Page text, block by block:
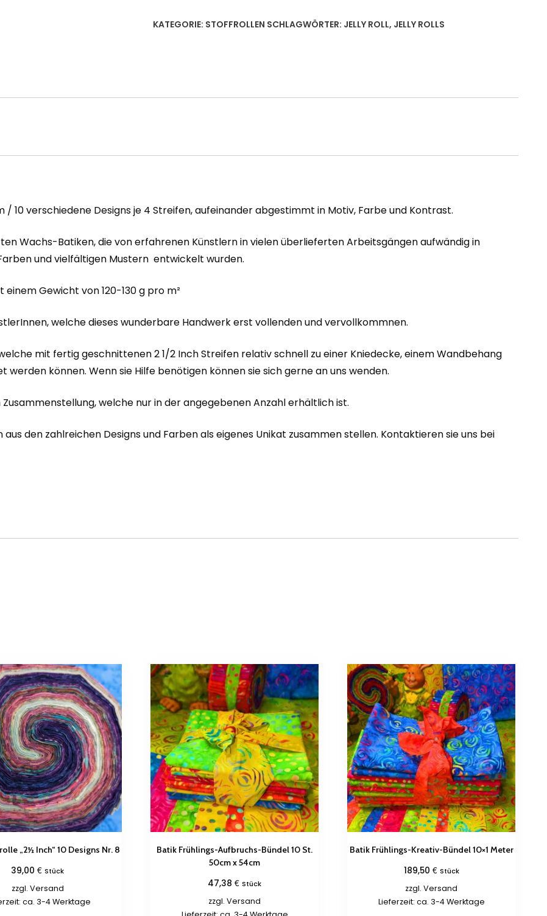
Menge
KATEGORIE: STOFFROLLEN SCHLAGWÖRTER: JELLY ROLL, JELLY ROLLS
/ 10 verschiedene Designs je 4 Streifen, aufeinander abgestimmt in Motiv, Farbe und Kontrast.
Wachs-Batiken, die von erfahrenen Künstlern in vielen überlieferten Arbeitsgängen aufwändig in
und vielfältigen Mustern entwickelt wurden.
Gewicht von 120-130 g pro m²
welche dieses wunderbare Handwerk erst vollenden und vervollkommnen.
mit fertig geschnittenen 2 1/2 Inch Streifen relativ schnell zu einer Kniedecke, einem Wandbehang
können. Wenn sie Hilfe benötigen können sie sich gerne an uns wenden.
welche nur in der angegebenen Anzahl erhältlich ist.
den zahlreichen Designs und Farben als eigenes Unikat zusammen stellen. Kontaktieren sie uns bei
„2½ Inch“ 10 Designs Nr. 8
39,00€ Stück
zzgl. Versand
ca. 3-4 Werktage
Batik Frühlings-Aufbruchs-Bündel 10 St.
50cm x 54cm
47,38€ Stück
zzgl.Versand
Batik Frühlings-Kreativ-Bündel 10×1 Meter
189,50 € Stück
zzgl.Versand
Lieferzeit: ca. 3-4 Werktage